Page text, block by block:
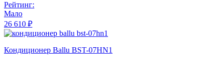
Рейтинг:
Мало
26 610 ₽
Кондиционер Ballu BST-07HN1